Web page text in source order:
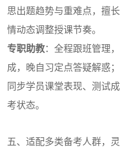
思出题趋势与重难点，擅
情动态调整授课节奏。
专职助教：全程跟班管理
成，晚自习定点答疑解惑
同步学员课堂表现、测试
考状态。
五、适配多类备考人群，